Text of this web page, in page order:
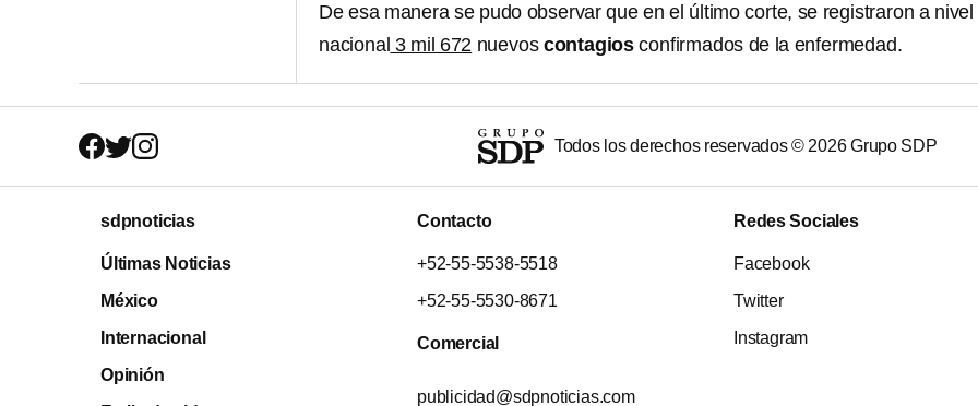
De esa manera se pudo observar que en el último corte, se registraron a nivel
nacional 3 mil 672 nuevos contagios confirmados de la enfermedad.
Todos los derechos reservados © 2026Grupo SDP
sdpnoticias
Últimas Noticias
México
Internacional
Opinión
Contacto
+52-55-5538-5518
+52-55-5530-8671
Comercial
publicidad@sdpnoticias.com
Redes Sociales
Facebook
Twitter
Instagram